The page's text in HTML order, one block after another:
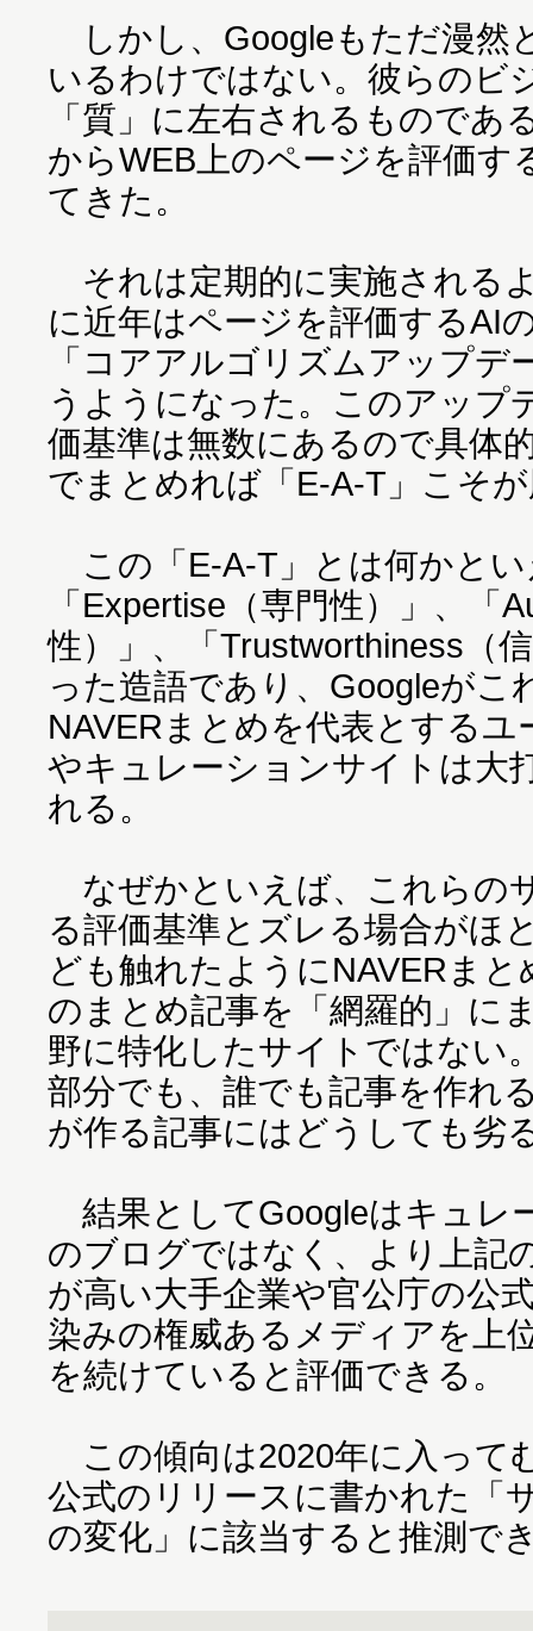
しかし、Googleもただ漫然
いるわけではない。彼らのビ
「質」に左右されるものであ
からWEB上のページを評価す
てきた。
それは定期的に実施される
に近年はページを評価するAI
「コアアルゴリズムアップデ
うようになった。このアップ
価基準は無数にあるので具体
でまとめれば「E-A-T」こそ
この「E-A-T」とは何かと
「Expertise（専門性）」、「
性）」、「Trustworthiness（
った造語であり、Googleがこ
NAVERまとめを代表とする
やキュレーションサイトは大
れる。
なぜかといえば、これらの
る評価基準とズレる場合がほ
ども触れたようにNAVERま
のまとめ記事を「網羅的」に
野に特化したサイトではない
部分でも、誰でも記事を作れ
が作る記事にはどうしても劣
結果としてGoogleはキュレ
のブログではなく、より上記
が高い大手企業や官公庁の公
染みの権威あるメディアを上
を続けていると評価できる。
この傾向は2020年に入って
公式のリリースに書かれた「
の変化」に該当すると推測で